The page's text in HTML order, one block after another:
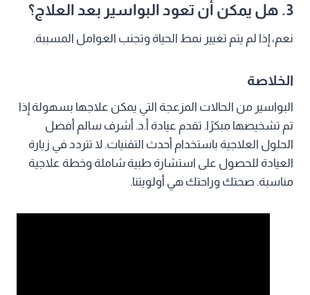
3. هل يمكن أن تعود البواسير بعد العلاج؟
نعم، إذا لم يتم تغيير نمط الحياة وتجنب العوامل المسببة.
الخلاصة
البواسير من الحالات المزعجة التي يمكن علاجها بسهولة إذا
تم تشخيصها مبكرًا. تقدم عيادة أ.د. أشرف سالم أفضل
الحلول العلاجية باستخدام أحدث التقنيات. لا تتردد في زيارة
العيادة للحصول على استشارة طبية شاملة وخطة علاجية
مناسبة. صحتك وراحتك هي أولويتنا.